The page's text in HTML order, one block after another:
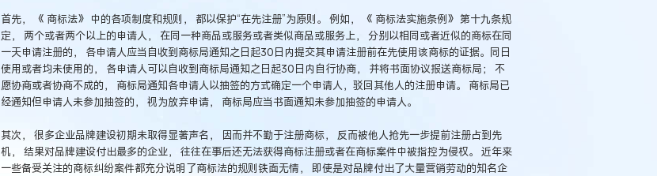
首先， 《 商标法》 中的各项制度和规则， 都以保护“在先注册”为原则。 例如， 《 商标法实施条例》 第十九条规
定， 两个或者两个以上的申请人， 在同一种商品或服务或者类似商品或服务上， 分别以相同或者近似的商标在同
一天申请注册的， 各申请人应当自收到商标局通知之日起30日内提交其申请注册前在先使用该商标的证据。同日
使用或者均未使用的， 各申请人可以自收到商标局通知之日起30日内自行协商， 并将书面协议报送商标局； 不
愿协商或者协商不成的， 商标局通知各申请人以抽签的方式确定一个申请人，驳回其他人的注册申请。 商标局已
经通知但申请人未参加抽签的， 视为放弃申请， 商标局应当书面通知未参加抽签的申请人。
其次， 很多企业品牌建设初期未取得显著声名， 因而并不勤于注册商标， 反而被他人抢先一步提前注册占到先
机， 结果对品牌建设付出最多的企业， 往往在事后还无法获得商标注册或者在商标案件中被指控为侵权。 近年来
一些备受关注的商标纠纷案件都充分说明了商标法的规则铁面无情， 即使是对品牌付出了大量营销劳动的知名企